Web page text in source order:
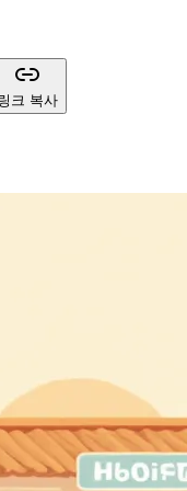
크 복사